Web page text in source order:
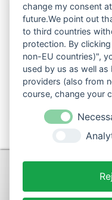
change my consent
future.We point out
to third countries
protection. By
non-EU countries)",
used by us as well
providers (also from
course, change your
Folgen Sie uns
+49